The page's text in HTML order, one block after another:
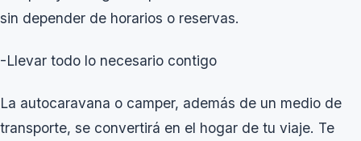
sin depender de horarios o reservas.
-Llevar todo lo necesario contigo
La autocaravana o camper, además de un medio de
transporte, se convertirá en el hogar de tu viaje. Te